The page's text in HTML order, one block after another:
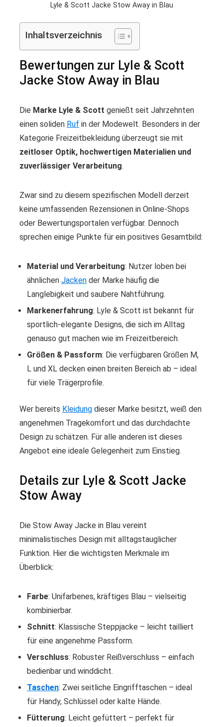
Lyle & Scott Jacke Stow Away in Blau
Inhaltsverzeichnis
Bewertungen zur Lyle & Scott
Jacke Stow Away in Blau
Die Marke Lyle & Scott genießt seit Jahrzehnten
einen soliden Ruf in der Modewelt. Besonders in der
Kategorie Freizeitbekleidung überzeugt sie mit
zeitloser Optik, hochwertigen Materialien und
zuverlässiger Verarbeitung.
Zwar sind zu diesem spezifischen Modell derzeit
keine umfassenden Rezensionen in Online-Shops
oder Bewertungsportalen verfügbar. Dennoch
sprechen einige Punkte für ein positives Gesamtbild:
Material und Verarbeitung: Nutzer loben bei
ähnlichen Jacken der Marke häufig die
Langlebigkeit und saubere Nahtführung.
Markenerfahrung: Lyle & Scott ist bekannt für
sportlich-elegante Designs, die sich im Alltag
genauso gut machen wie im Freizeitbereich.
Größen & Passform: Die verfügbaren Größen M,
L und XL decken einen breiten Bereich ab – ideal
für viele Trägerprofile.
Wer bereits Kleidung dieser Marke besitzt, weiß den
angenehmen Tragekomfort und das durchdachte
Design zu schätzen. Für alle anderen ist dieses
Angebot eine ideale Gelegenheit zum Einstieg.
Details zur Lyle & Scott Jacke
Stow Away
Die Stow Away Jacke in Blau vereint
minimalistisches Design mit alltagstauglicher
Funktion. Hier die wichtigsten Merkmale im
Überblick:
Farbe: Unifarbenes, kräftiges Blau – vielseitig
kombinierbar.
Schnitt: Klassische Steppjacke – leicht tailliert
für eine angenehme Passform.
Verschluss: Robuster Reißverschluss – einfach
bedienbar und winddicht.
Taschen: Zwei seitliche Eingrifftaschen – ideal
für Handy, Schlüssel oder kalte Hände.
Fütterung: Leicht gefüttert – perfekt für